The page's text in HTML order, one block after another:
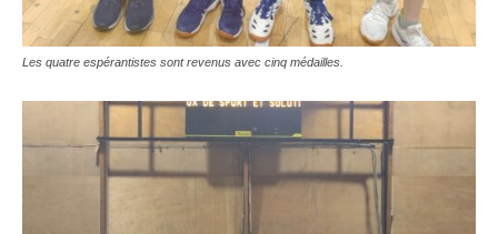
Les quatre espérantistes sont revenus avec cinq médailles.